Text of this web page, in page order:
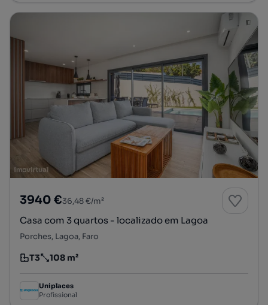
3940 €36,48 €/m²
Casa com 3 quartos - localizado em Lagoa
Porches, Lagoa, Faro
Tipologia
T3
Preço por metro quadrado
108 m²
Uniplaces
Profissional